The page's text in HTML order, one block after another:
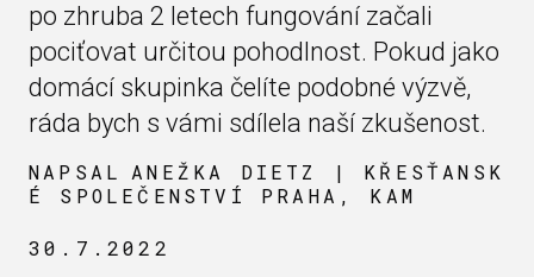
po zhruba 2 letech fungování začali
pociťovat určitou pohodlnost. Pokud jako
domácí skupinka čelíte podobné výzvě,
ráda bych s vámi sdílela naší zkušenost.
NAPSAL
ANEŽKA DIETZ | KŘESŤANSK
É SPOLEČENSTVÍ PRAHA, KAM
30.7.2022